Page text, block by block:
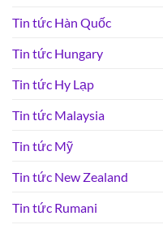
Tin tức Hàn Quốc
Tin tức Hungary
Tin tức Hy Lạp
Tin tức Malaysia
Tin tức Mỹ
Tin tức New Zealand
Tin tức Rumani